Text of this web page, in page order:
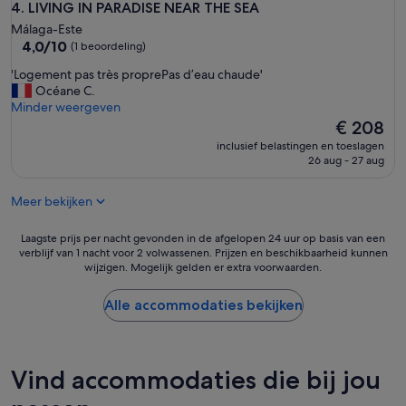
4. LIVING IN PARADISE NEAR THE SEA
LIVING IN PARADISE NEAR THE SEA
Málaga-Este
4.0
10,
beoordeling)
4,0/10 (1 beoordeling)
'
o
t
o
p
'Logement pas très proprePas d’eau chaude'
Océane C.
Minder weergeven
De
prijs
is
€ 208
inclusief belastingen en toeslagen
26 aug - 27 aug
Meer bekijken
Laagste
prijs
24
uur
op
Laagste prijs per nacht gevonden in de afgelopen 24 uur op basis van een
verblijf van 1 nacht voor 2 volwassenen. Prijzen en beschikbaarheid kunnen
wijzigen. Mogelijk gelden er extra voorwaarden.
Alle accommodaties bekijken
Vind accommodaties die bij jou